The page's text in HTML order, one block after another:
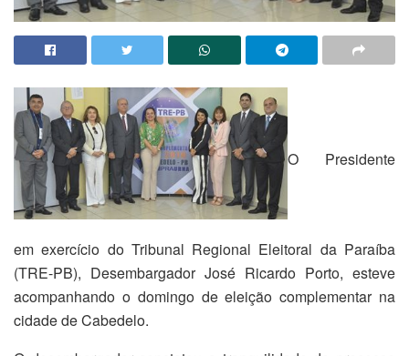
O Presidente
em exercício do Tribunal Regional Eleitoral da Paraíba
(TRE-PB), Desembargador José Ricardo Porto, esteve
acompanhando o domingo de eleição complementar na
cidade de Cabedelo.